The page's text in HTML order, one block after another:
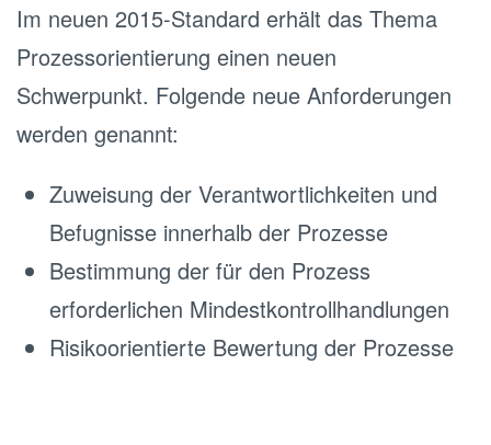
Im neuen 2015-Standard erhält das Thema
Prozessorientierung einen neuen
Schwerpunkt. Folgende neue Anforderungen
werden genannt:
Zuweisung der Verantwortlichkeiten und
Befugnisse innerhalb der Prozesse
Bestimmung der für den Prozess
erforderlichen Mindestkontrollhandlungen
Risikoorientierte Bewertung der Prozesse